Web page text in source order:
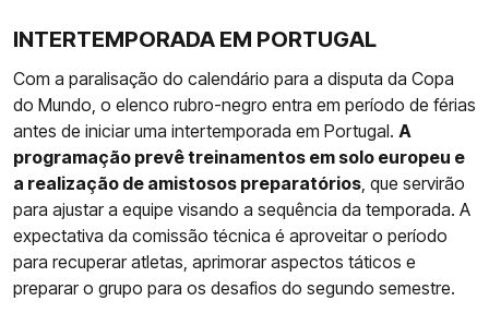
INTERTEMPORADA EM PORTUGAL
Com a paralisação do calendário para a disputa da Copa
do Mundo, o elenco rubro-negro entra em período de férias
antes de iniciar uma intertemporada em Portugal. A
programação prevê treinamentos em solo europeu e
a realização de amistosos preparatórios, que servirão
para ajustar a equipe visando a sequência da temporada. A
expectativa da comissão técnica é aproveitar o período
para recuperar atletas, aprimorar aspectos táticos e
preparar o grupo para os desafios do segundo semestre.